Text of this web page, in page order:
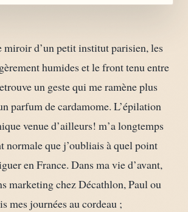
miroir d’un petit institut parisien, les
humides et le front tenu entre
un geste qui me ramène plus
parfum de cardamome. L’épilation
venue d’ailleurs! m’a longtemps
normale que j’oubliais à quel point
en France. Dans ma vie d’avant,
marketing chez Décathlon, Paul ou
mes journées au cordeau ;